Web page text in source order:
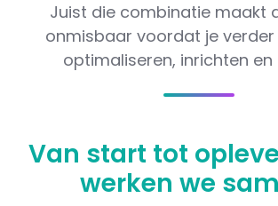
Juist die combinatie maakt
onmisbaar voordat je
optimaliseren, inrichten en
Van start tot
werken we